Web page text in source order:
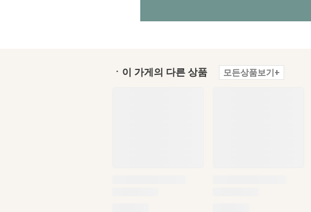
ㆍ이 가게의 다른 상품 모든상품보기+